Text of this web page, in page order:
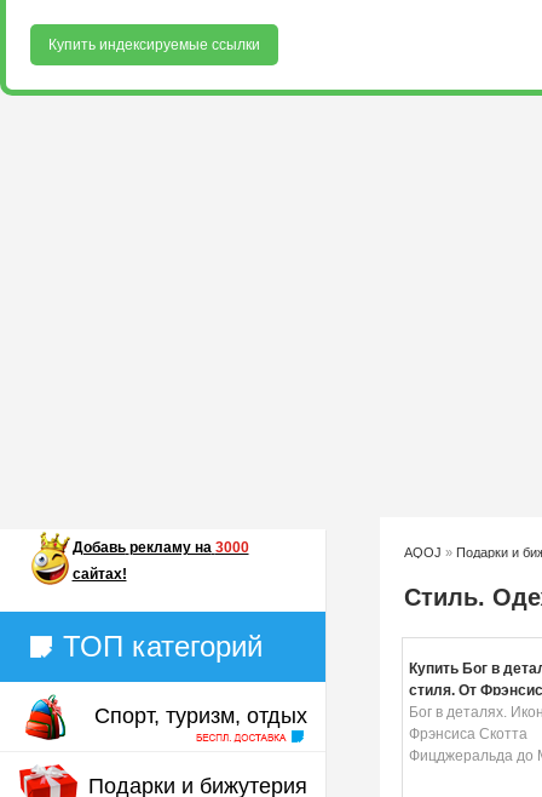
Купить индексируемые ссылки
Добавь рекламу на 3000
сайтах!
ТОП категорий
Спорт, туризм, отдых
Подарки и бижутерия
AQOJ » Подарки и
Стиль.
Купить Бог в
стиля. От
Фицджеральда
Бог в деталях.
Фрэнсиса Скотта
Фицджеральда до